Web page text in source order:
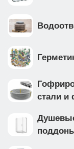
стали и